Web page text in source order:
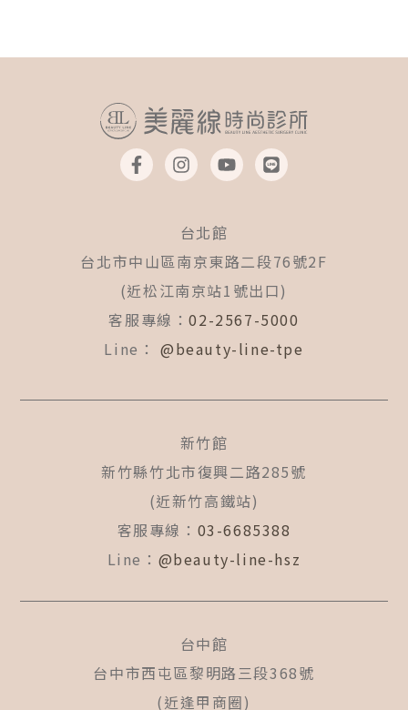
F
a
c
o
k
-
f
I
n
s
a
g
r
a
m
Y
o
u
b
e
L
i
n
台北館
台北市中山區南京東路二段76號2F
(近松江南京站1號出口)
客服專線：02-2567-5000
Line： @beauty-line-tpe
新竹館
新竹縣竹北市復興二路285號
(近新竹高鐵站)
客服專線： 03-6685388
Line： @beauty-line-hsz
台中館
台中市西屯區黎明路三段368號
(近逢甲商圈)